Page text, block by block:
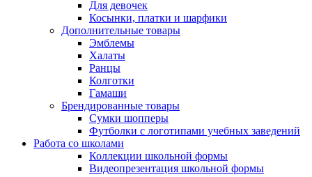
Для девочек
Косынки, платки и шарфики
Дополнительные товары
Эмблемы
Халаты
Ранцы
Колготки
Гамаши
Брендированные товары
Сумки шопперы
Футболки с логотипами учебных заведений
Работа со школами
Коллекции школьной формы
Видеопрезентация школьной формы